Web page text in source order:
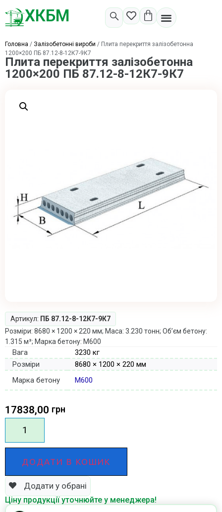
ХКБМ
Головна / Залізобетонні вироби / Плита перекриття залізобетонна
1200×200 ПБ 87.12-8-12К7-9К7
Плита перекриття залізобетонна
1200×200 ПБ 87.12-8-12К7-9К7
Артикул: ПБ 87.12-8-12К7-9К7
Розміри: 8680 × 1200 × 220 мм; Маса: 3.230 тонн; Об’єм бетону:
1.315 м³; Марка бетону: М600
Вага
3230 кг
Розміри
8680 × 1200 × 220 мм
Марка бетону
М600
17838,00 грн
ДОДАТИ В КОШИК
Додати у обрані
Ціну продукції уточнюйте у менеджера!